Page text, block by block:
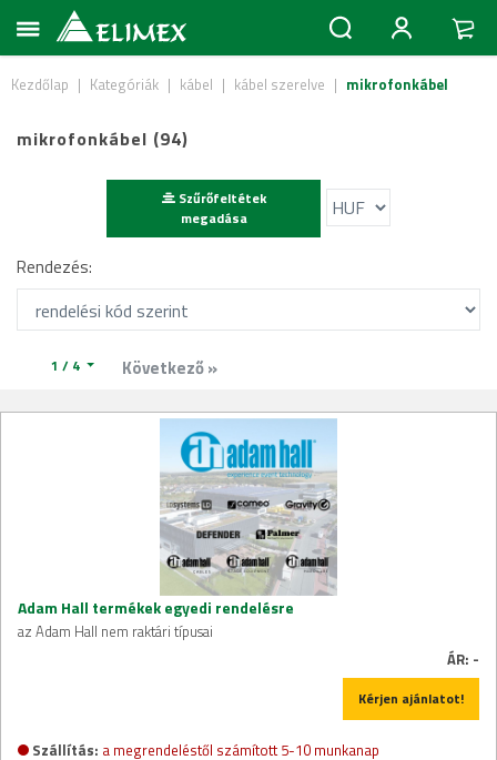
Kezdőlap | Kategóriák | kábel | kábel szerelve | mikrofonkábel
mikrofonkábel (94)
Szűrőfeltétek
megadása
Rendezés:
1 / 4 Következő »
Adam Hall termékek egyedi rendelésre
az Adam Hall nem raktári típusai
ÁR: -
Kérjen ajánlatot!
Szállítás: a megrendeléstől számított 5-10 munkanap